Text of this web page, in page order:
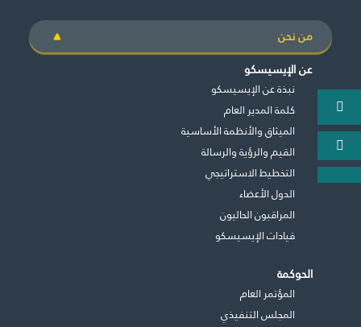
انضم إلى عائلة الإيسيسكو
للموردين
الدعم والتبرع
حقوق الطبع والنشر للإيسيسكو. جميع الحقوق محفوظة.
شروط الاستخدام
من نحن
عن الإيسيسكو
نبذة عن الإيسيسكو
كلمة المدير العام
الميثاق والأنظمة الأساسية
القيم والرؤية والرسالة
التخطيط الاستراتيجي
الدول الأعضاء
المراقبون الحاليون
قيادات الإيسيسكو
الحوكمة
المؤتمر العام
المجلس التنفيذي